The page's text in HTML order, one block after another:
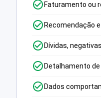
Faturamento ou
Recomendação
Dívidas,
Detalhamento
Dados